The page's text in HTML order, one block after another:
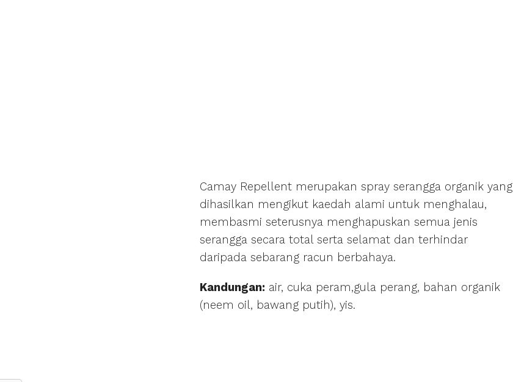
Camay Repellent merupakan spray serangga organik yang
dihasilkan mengikut kaedah alami untuk menghalau,
membasmi seterusnya menghapuskan semua jenis
serangga secara total serta selamat dan terhindar
daripada sebarang racun berbahaya.
Kandungan: air, cuka peram,gula perang, bahan organik
(neem oil, bawang putih), yis.